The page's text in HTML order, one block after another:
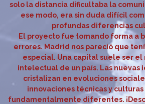
solo la distancia dificultaba la
ese modo, era sin duda difícil
profundas diferencias
El proyecto fue tomando forma a
errores. Madrid nos pareció que
especial. Una capital suele ser
intelectual de un país. Las nuevas
cristalizan en evoluciones
innovaciones técnicas y
fundamentalmente diferentes.